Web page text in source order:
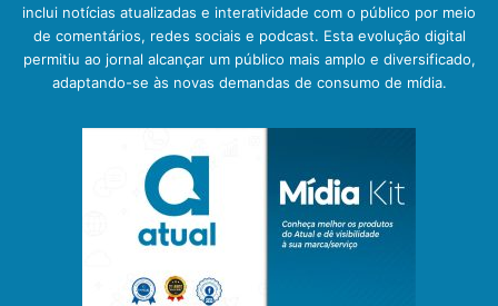
inclui notícias atualizadas e interatividade com o público por meio
de comentários, redes sociais e podcast. Esta evolução digital
permitiu ao jornal alcançar um público mais amplo e diversificado,
adaptando-se às novas demandas de consumo de mídia.